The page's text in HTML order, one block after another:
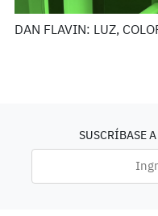
DAN FLAVIN: LUZ,
SUSCRÍBASE